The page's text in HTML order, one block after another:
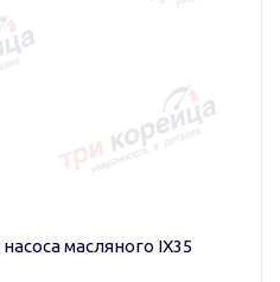
масляного IX35